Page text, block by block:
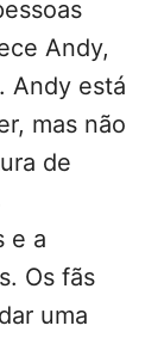
Andy,
Andy está
mas não
de
e a
Os fãs
uma